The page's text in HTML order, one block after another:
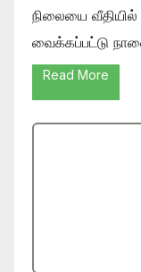
நிலையை
வைக்கப்பட்டு
Read More